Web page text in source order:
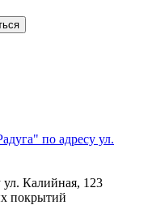
по адресу ул.
Калийная, 123
покрытий